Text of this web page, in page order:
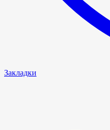
Закладки